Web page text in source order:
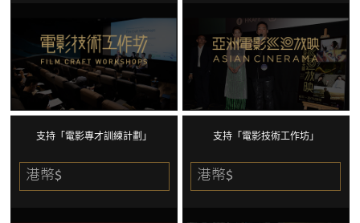
支持「電影專才訓練計劃」
港幣$
支持「電影技術工作坊」
港幣$